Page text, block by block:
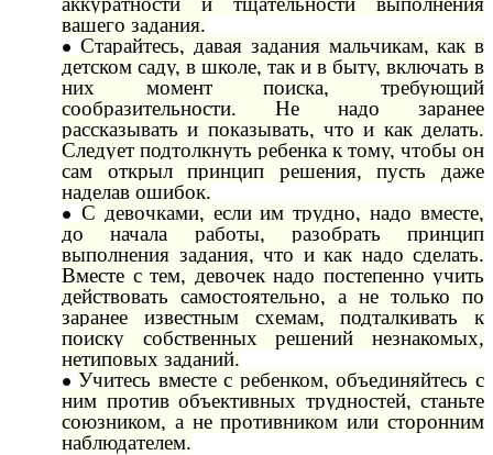
вашего задания.
Старайтесь, давая задания мальчикам, как в
детском саду, в школе, так и в быту, включать в
них момент поиска, требующий
сообразительности. Не надо заранее
рассказывать и показывать, что и как делать.
Следует подтолкнуть ребенка к тому, чтобы он
сам открыл принцип решения, пусть даже
наделав ошибок.
С девочками, если им трудно, надо вместе,
до начала работы, разобрать принцип
выполнения задания, что и как надо сделать.
Вместе с тем, девочек надо постепенно учить
действовать самостоятельно, а не только по
заранее известным схемам, подталкивать к
поиску собственных решений незнакомых,
нетиповых заданий.
Учитесь вместе с ребенком, объединяйтесь с
ним против объективных трудностей, станьте
союзником, а не противником или сторонним
наблюдателем.